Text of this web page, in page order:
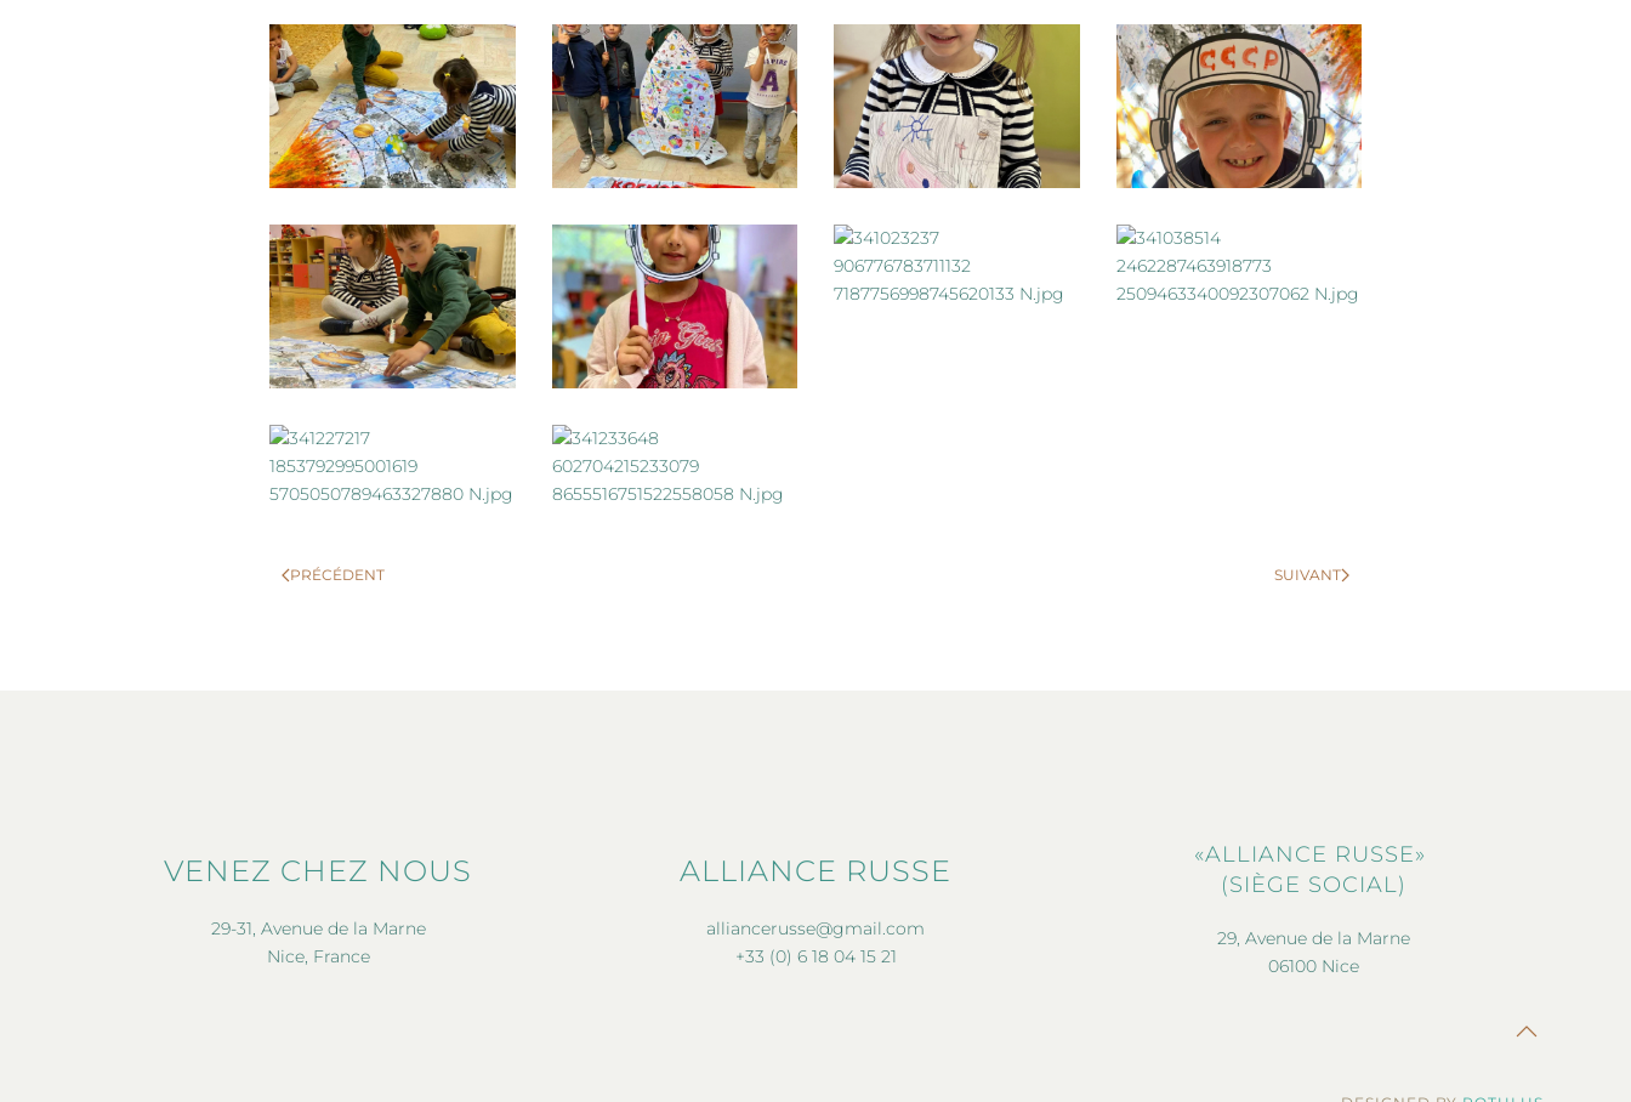
PRÉCÉDENT SUIVANT
VENEZ CHEZ NOUS
29-31, Avenue de la Marne
Nice, France
ALLIANCE RUSSE
alliancerusse@gmail.com
+33 (0) 6 18 04 15 21
«ALLIANCE RUSSE»
(SIÈGE SOCIAL)
29, Avenue de la Marne
06100 Nice